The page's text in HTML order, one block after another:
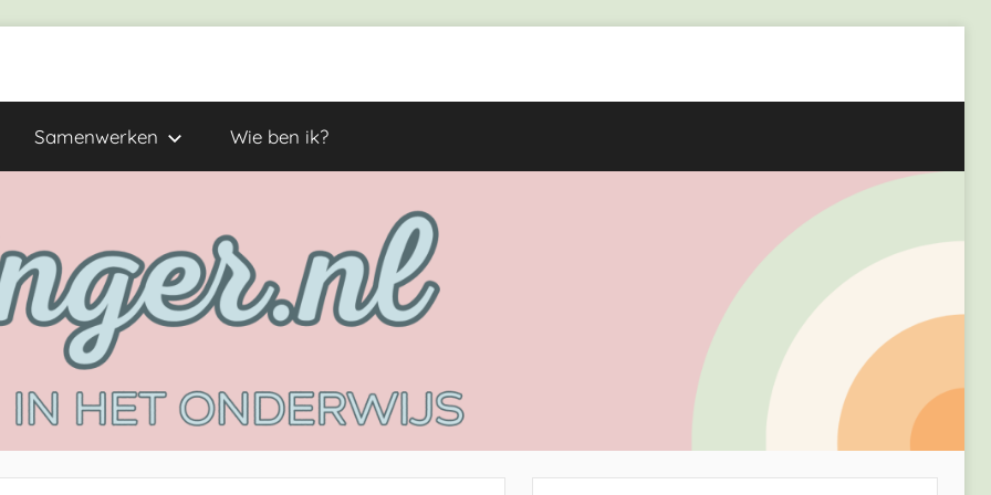
Samenwerken Wie ben ik?